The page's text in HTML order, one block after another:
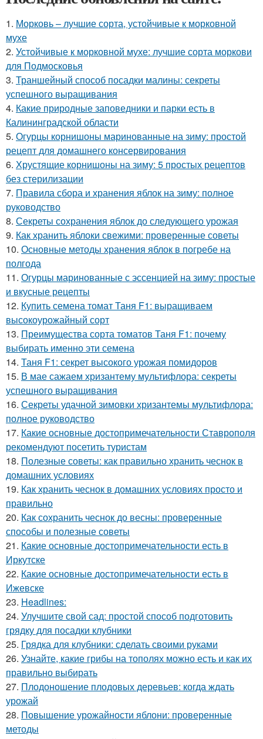
1. Морковь – лучшие сорта, устойчивые к морковной
мухе
2. Устойчивые к морковной мухе: лучшие сорта моркови
для Подмосковья
3. Траншейный способ посадки малины: секреты
успешного выращивания
4. Какие природные заповедники и парки есть в
Калининградской области
5. Огурцы корнишоны маринованные на зиму: простой
рецепт для домашнего консервирования
6. Хрустящие корнишоны на зиму: 5 простых рецептов
без стерилизации
7. Правила сбора и хранения яблок на зиму: полное
руководство
8. Секреты сохранения яблок до следующего урожая
9. Как хранить яблоки свежими: проверенные советы
10. Основные методы хранения яблок в погребе на
полгода
11. Огурцы маринованные с эссенцией на зиму: простые
и вкусные рецепты
12. Купить семена томат Таня F1: выращиваем
высокоурожайный сорт
13. Преимущества сорта томатов Таня F1: почему
выбирать именно эти семена
14. Таня F1: секрет высокого урожая помидоров
15. В мае сажаем хризантему мультифлора: секреты
успешного выращивания
16. Секреты удачной зимовки хризантемы мультифлора:
полное руководство
17. Какие основные достопримечательности Ставрополя
рекомендуют посетить туристам
18. Полезные советы: как правильно хранить чеснок в
домашних условиях
19. Как хранить чеснок в домашних условиях просто и
правильно
20. Как сохранить чеснок до весны: проверенные
способы и полезные советы
21. Какие основные достопримечательности есть в
Иркутске
22. Какие основные достопримечательности есть в
Ижевске
23. Headlines:
24. Улучшите свой сад: простой способ подготовить
грядку для посадки клубники
25. Грядка для клубники: сделать своими руками
26. Узнайте, какие грибы на тополях можно есть и как их
правильно выбирать
27. Плодоношение плодовых деревьев: когда ждать
урожай
28. Повышение урожайности яблони: проверенные
методы